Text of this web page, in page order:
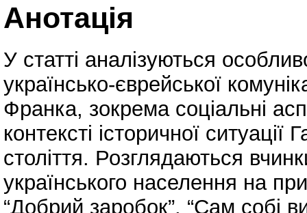
Анотація
У статті аналізуються
українсько-єврейської
Франка, зокрема соціальні
контексті історичної
століття. Розглядаються
українського населення на
“Добрий заробок”, “Сам собі